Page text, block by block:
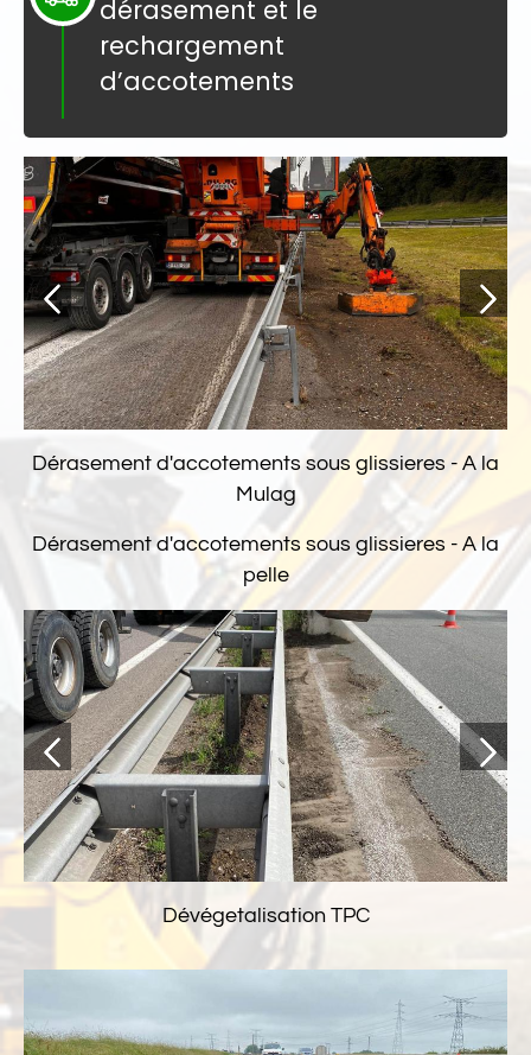
dérasement et le
rechargement
d’accotements
Dérasement d'accotements sous glissieres - A la
Mulag
Dérasement d'accotements sous glissieres - A la
pelle
Dévégetalisation TPC